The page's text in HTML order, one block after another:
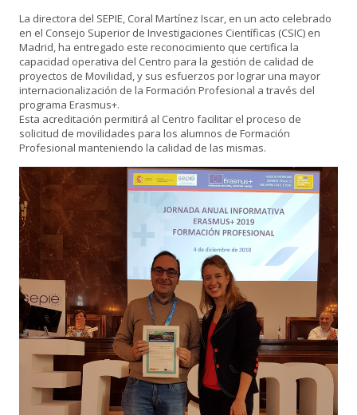
La directora del SEPIE, Coral Martínez Iscar, en un acto celebrado
en el Consejo Superior de Investigaciones Científicas (CSIC) en
Madrid, ha entregado este reconocimiento que certifica la
capacidad operativa del Centro para la gestión de calidad de
proyectos de Movilidad, y sus esfuerzos por lograr una mayor
internacionalización de la Formación Profesional a través del
programa Erasmus+.
Esta acreditación permitirá al Centro facilitar el proceso de
solicitud de movilidades para los alumnos de Formación
Profesional manteniendo la calidad de las mismas.